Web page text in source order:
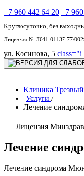
+7 960 442 64 20 +7
Круглосуточно, без
Лицензия № Л041-01137-77/
ул. Косинова, 5 class="i
Клиника
Услуги /
Лечение
Лицензия
Лечение
Лечение синдрома